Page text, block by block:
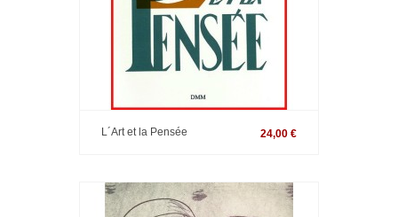
L´Art et la Pensée 24,00 €